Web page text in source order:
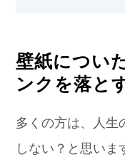
壁紙につい
ンクを落と
多くの方は、人生
しない？と思い